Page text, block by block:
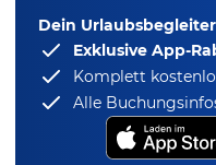
Dein
Exklusive App-
Komplett
Alle